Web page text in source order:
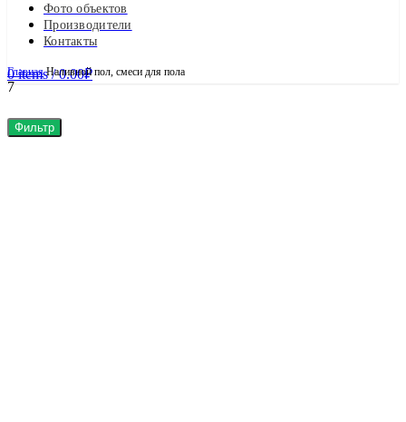
Фото объектов
Производители
Контакты
0items / 0.00₽
ГлавнаяНаливной пол, смеси для пола
7
Фильтр